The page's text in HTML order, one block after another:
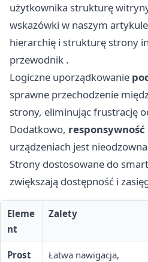
użytkownika strukturę
wskazówki w naszym artykule
hierarchię i strukturę strony
przewodnik .
Logiczne uporządkowanie
sprawne przechodzenie
strony, eliminując frustrację
Dodatkowo, responsywność
urządzeniach jest
Strony dostosowane do
zwiększają dostępność i
Eleme
nt
Zalety
Prost
Łatwa nawigacja,